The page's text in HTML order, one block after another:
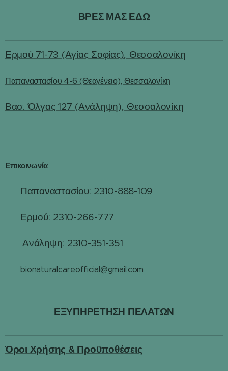
ΒΡΕΣ ΜΑΣ ΕΔΩ
Ερμού 71-73 (Αγίας Σοφίας), Θεσσαλονίκη
Παπαναστασίου 4-6 (Θεαγένειο), Θεσσαλονίκη
Βασ. Όλγας 127 (Ανάληψη), Θεσσαλονίκη
Επικοινωνία
Παπαναστασίου: 2310-888-109
Ερμού: 2310-266-777
Ανάληψη: 2310-351-351
bionaturalcareofficial@gmail.com
ΕΞΥΠΗΡΕΤΗΣΗ ΠΕΛΑΤΩΝ
Όροι Χρήσης & Προϋποθέσεις